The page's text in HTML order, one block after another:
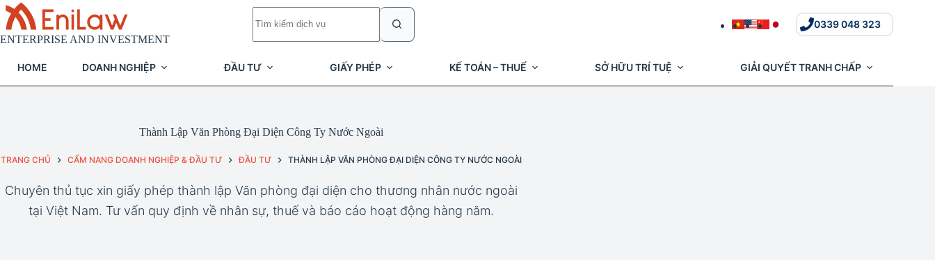
Chuyển
đến
phần
nội
ENTERPRISE AND INVESTMENT
có
0339 048 323
HOME DOANH NGHIỆP ĐẦU TƯ GIẤY PHÉP KẾ TOÁN – THUẾ SỞ HỮU TRÍ TUỆ GIẢI QUYẾT TRANH CHẤP
Thành Lập Văn Phòng Đại Diện Công Ty Nước Ngoài
TRANG CHỦ CẨM NANG DOANH NGHIỆP & ĐẦU TƯ ĐẦU TƯ THÀNH LẬP VĂN PHÒNG ĐẠI DIỆN CÔNG TY NƯỚC NGOÀI
Chuyên thủ tục xin giấy phép thành lập Văn phòng đại diện cho thương nhân nước ngoài
tại Việt Nam. Tư vấn quy định về nhân sự, thuế và báo cáo hoạt động hàng năm.